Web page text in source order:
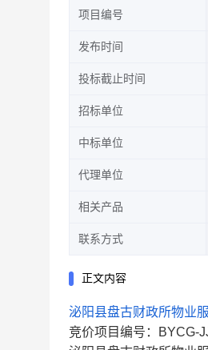
项目编号
发布时间
投标截止时间
招标单位
中标单位
代理单位
相关产品
联系方式
正文内容
泌阳县盘古财政所物业
竞价项目编号：BYCG-